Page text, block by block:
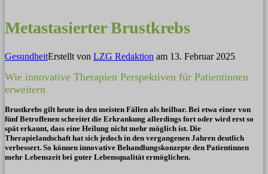
Metastasierter Brustkrebs
Erstellt von LZG Redaktion am 13. Februar 2025
Gesundheit
Wie innovative Therapien Perspektiven für Patientinnen
erweitern
Brustkrebs gilt heute in den meisten Fällen als heilbar. Bei etwa einer von
fünf Betroffenen schreitet die Erkrankung allerdings fort oder wird erst so
spät erkannt, dass eine Heilung nicht mehr möglich ist. Die
Therapielandschaft hat sich jedoch in den vergangenen Jahren deutlich
verbessert. So können innovative Behandlungskonzepte den Patientinnen
mehr Lebenszeit bei guter Lebensqualität ermöglichen.